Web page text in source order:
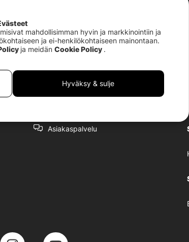
Asiakaspalvelu
mahdollisimman hyvin ja markkinointiin ja
ja ei-henkilökohtaiseen mainontaan.
ja meidän Cookie Policy .
Hyväksy & sulje